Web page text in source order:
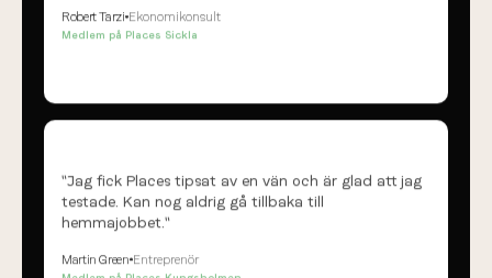
hemmajobbet."
Martin Green Entreprenör
Medlem på Places Kungsholmen